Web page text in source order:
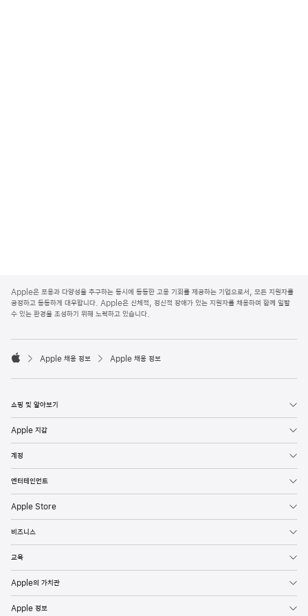
p
p
l
o
e
Apple은 포용과 다양성을 추구하는 동시에 동등한 고용 기회를 제공하는 기업으로서, 모든 지원자를
공정하고 동등하게 대우합니다. Apple은 신체적, 정신적 장애가 있는 지원자를 채용하며 함께 일할
수 있는 환경을 조성하기 위해 노력하고 있습니다.

p
l
Apple 채용 정보 Apple 채용 정보
쇼핑 및 알아보기
Apple 지갑
계정
엔터테인먼트
Apple Store
비즈니스
교육
Apple의 가치관
Apple 정보